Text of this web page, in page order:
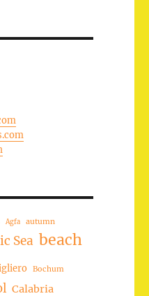
Agfa autumn
Sea beach
Bochum
Calabria